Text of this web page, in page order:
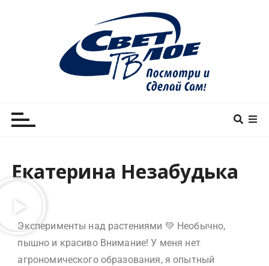
Екатерина Незабудька
Эксперименты над растениями 💚 Необычно,
пышно и красиво Внимание! У меня нет
агрономического образования, я опытный